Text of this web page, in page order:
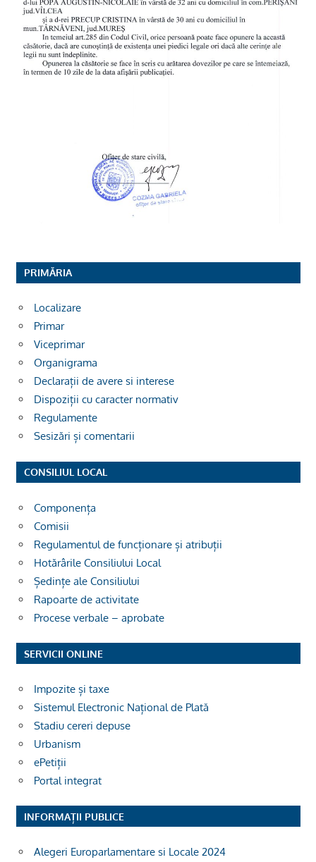
PRIMĂRIA
Localizare
Primar
Viceprimar
Organigrama
Declarații de avere si interese
Dispoziții cu caracter normativ
Regulamente
Sesizări și comentarii
CONSILIUL LOCAL
Componența
Comisii
Regulamentul de funcționare și atribuții
Hotărârile Consiliului Local
Ședințe ale Consiliului
Rapoarte de activitate
Procese verbale – aprobate
SERVICII ONLINE
Impozite și taxe
Sistemul Electronic Național de Plată
Stadiu cereri depuse
Urbanism
ePetiții
Portal integrat
INFORMAȚII PUBLICE
Alegeri Europarlamentare si Locale 2024